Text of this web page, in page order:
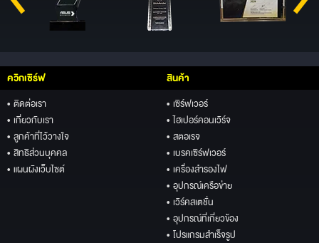
ควิกเซิร์ฟ
• ติดต่อเรา
• เกี่ยวกับเรา
• ลูกค้าที่ไว้วางใจ
• สิทธิส่วนบุคคล
• แผนผังเว็บไซต์
สินค้า
• เซิร์ฟเวอร์
• ไฮเปอร์คอนเวิร์จ
• สตอเรจ
• เบรคเซิร์ฟเวอร์
• เครื่องสำรองไฟ
• อุปกรณ์เครือข่าย
• เวิร์คสเตชั่น
• อุปกรณ์ที่เกี่ยวข้อง
• โปรแกรมสำเร็จรูป